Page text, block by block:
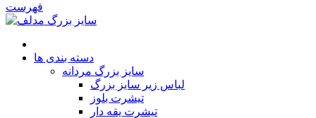
فهرست
دسته بندی ها
سایز بزرگ مردانه
لباس زیر سایز بزرگ
تیشرت بلوز
تیشرت یقه دار